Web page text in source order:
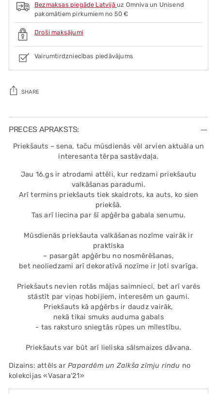
Bezmaksas piegāde Latvijā uz Omniva un Unisend
pakomātiem pirkumiem no 50 €
Droši maksājumi
Vairumtirdzniecības piedāvājums
SHARE
Adding
product
your
PRECES APRAKSTS:
Priekšauts – sena, taču mūsdienās vēl arvien aktuāla un
interesanta tērpa sastāvdaļa.
Jau 16.gs ir atrodami attēli, kur redzami priekšautu
valkāšanas paradumi.
Arī termins priekšauts tiek skaidrots, ka auts, ko sien
priekšā.
Tas arī liecina par šī apģērba gabala senumu.
Mūsdienās priekšauta valkāšanas nozīme vairāk ir
praktiska
– pasargāt apģērbu no nosmērēšanas,
bet neoliedzami arī dekoratīvā nozīme ir ļoti svarīga.
Priekšauts nevien rotās mājas saimnieci, bet arī varēs
stāstīt par viņas hobijiem, interesēm un gaumi.
Priekšauts kā apģērbs ir daudz vairāk,
nekā tikai smuks auduma gabals
- tas raksturo sniegtās rūpes un mīlestību.
Priekšauts var būt arī lieliska sālsmaizes dāvana.
Dizains: attēls arPapardēm un Zalkša zīmju rindu no
kolekcijas «Vasara'21»